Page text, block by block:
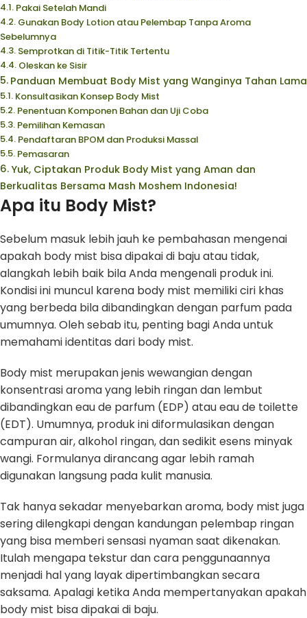
Pakai Setelah Mandi
Gunakan Body Lotion atau Pelembap Tanpa Aroma
Sebelumnya
Semprotkan di Titik-Titik Tertentu
Oleskan ke Sisir
Panduan Membuat Body Mist yang Wanginya Tahan Lama
Konsultasikan Konsep Body Mist
Penentuan Komponen Bahan dan Uji Coba
Pemilihan Kemasan
Pendaftaran BPOM dan Produksi Massal
Pemasaran
Yuk, Ciptakan Produk Body Mist yang Aman dan
Berkualitas Bersama Mash Moshem Indonesia!
Apa itu Body Mist?
Sebelum masuk lebih jauh ke pembahasan mengenai
apakah body mist bisa dipakai di baju atau tidak,
alangkah lebih baik bila Anda mengenali produk ini.
Kondisi ini muncul karena body mist memiliki ciri khas
yang berbeda bila dibandingkan dengan parfum pada
umumnya. Oleh sebab itu, penting bagi Anda untuk
memahami identitas dari body mist.
Body mist merupakan jenis wewangian dengan
konsentrasi aroma yang lebih ringan dan lembut
dibandingkan eau de parfum (EDP) atau eau de toilette
(EDT). Umumnya, produk ini diformulasikan dengan
campuran air, alkohol ringan, dan sedikit esens minyak
wangi. Formulanya dirancang agar lebih ramah
digunakan langsung pada kulit manusia.
Tak hanya sekadar menyebarkan aroma, body mist juga
sering dilengkapi dengan kandungan pelembap ringan
yang bisa memberi sensasi nyaman saat dikenakan.
Itulah mengapa tekstur dan cara penggunaannya
menjadi hal yang layak dipertimbangkan secara
saksama. Apalagi ketika Anda mempertanyakan apakah
body mist bisa dipakai di baju.